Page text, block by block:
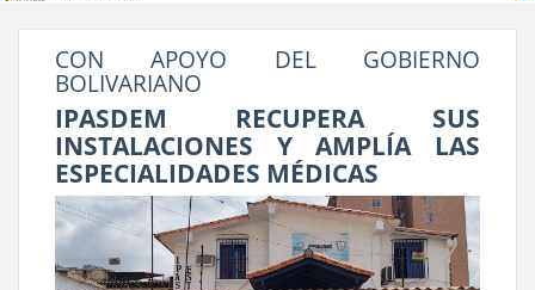
CON APOYO DEL GOBIERNO
BOLIVARIANO
IPASDEM RECUPERA SUS
INSTALACIONES Y AMPLÍA LAS
ESPECIALIDADES MÉDICAS